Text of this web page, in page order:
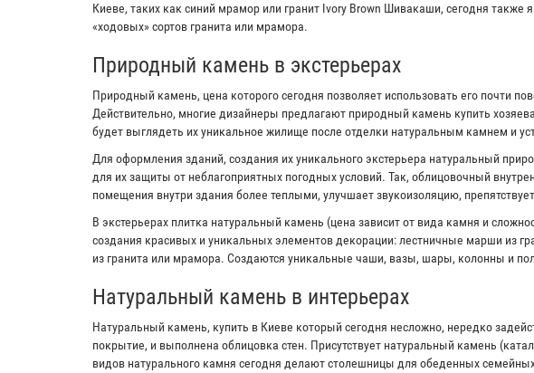
Киеве, таких как синий мрамор или гранит Ivory Brown Шивакаши, сегодня
«ходовых» сортов гранита или мрамора.
Природный камень в экстерьерах
Природный камень, цена которого сегодня позволяет использовать его почти
Действительно, многие дизайнеры предлагают природный камень купить
будет выглядеть их уникальное жилище после отделки натуральным камнем и
Для оформления зданий, создания их уникального экстерьера натуральный
для их защиты от неблагоприятных погодных условий. Так, облицовочный
помещения внутри здания более теплыми, улучшает звукоизоляцию,
В экстерьерах плитка натуральный камень (цена зависит от вида камня и
создания красивых и уникальных элементов декорации: лестничные марши из
из гранита или мрамора. Создаются уникальные чаши, вазы, шары, колонны и
Натуральный камень в интерьерах
Натуральный камень, купить в Киеве который сегодня несложно, нередко
покрытие, и выполнена облицовка стен. Присутствует натуральный камень
видов натурального камня сегодня делают столешницы для обеденных